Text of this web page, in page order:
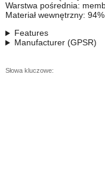
Warstwa pośrednia:
Materiał wewnętrzny:
Features
Manufacturer (GPSR)
Słowa kluczowe: